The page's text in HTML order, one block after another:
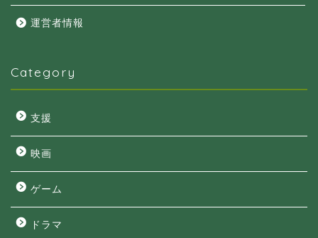
運営者情報
Category
支援
映画
ゲーム
ドラマ